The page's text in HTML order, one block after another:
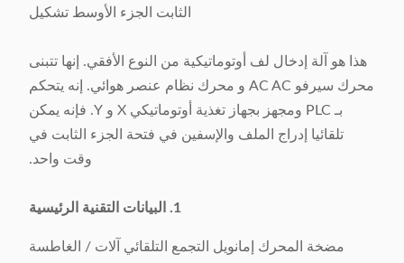
الثابت الجزء الأوسط تشكيل
هذا هو آلة إدخال لف أوتوماتيكية من النوع الأفقي. إنها تتبنى
محرك سيرفو AC AC و محرك نظام عنصر هوائي. إنه يتحكم
بـ PLC ومجهز بجهاز تغذية أوتوماتيكي X و Y. فإنه يمكن
تلقائيا إدراج الملف والإسفين في فتحة الجزء الثابت في
وقت واحد.
1. البيانات التقنية الرئيسية
مضخة المحرك إمانويل التجمع التلقائي آلات / الغاطسة